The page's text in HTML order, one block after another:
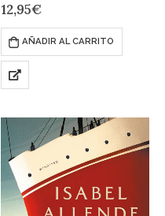
de levantarse de la cama. En
Mi…
12,95€
AÑADIR AL CARRITO